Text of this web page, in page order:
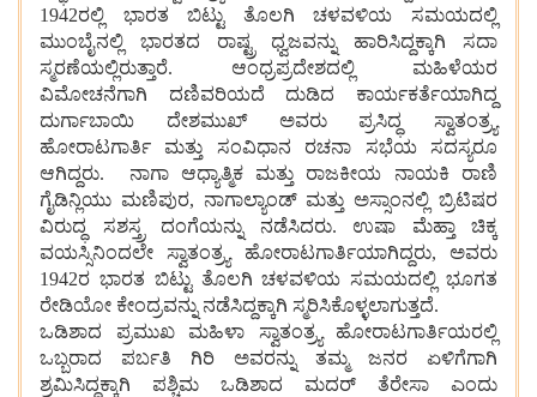
1942ರಲ್ಲಿ ಭಾರತ ಬಿಟ್ಟು ತೊಲಗಿ ಚಳವಳಿಯ ಸಮಯದಲ್ಲಿ
ಮುಂಬೈನಲ್ಲಿ ಭಾರತದ ರಾಷ್ಟ್ರ ಧ್ವಜವನ್ನು ಹಾರಿಸಿದ್ದಕ್ಕಾಗಿ ಸದಾ
ಸ್ಮರಣೆಯಲ್ಲಿರುತ್ತಾರೆ. ಆಂಧ್ರಪ್ರದೇಶದಲ್ಲಿ ಮಹಿಳೆಯರ
ವಿಮೋಚನೆಗಾಗಿ ದಣಿವರಿಯದೆ ದುಡಿದ ಕಾರ್ಯಕರ್ತೆಯಾಗಿದ್ದ
ದುರ್ಗಾಬಾಯಿ ದೇಶಮುಖ್ ಅವರು ಪ್ರಸಿದ್ಧ ಸ್ವಾತಂತ್ರ್ಯ
ಹೋರಾಟಗಾರ್ತಿ ಮತ್ತು ಸಂವಿಧಾನ ರಚನಾ ಸಭೆಯ ಸದಸ್ಯರೂ
ಆಗಿದ್ದರು. ನಾಗಾ ಆಧ್ಯಾತ್ಮಿಕ ಮತ್ತು ರಾಜಕೀಯ ನಾಯಕಿ ರಾಣಿ
ಗೈಡಿನ್ಲಿಯು ಮಣಿಪುರ, ನಾಗಾಲ್ಯಾಂಡ್ ಮತ್ತು ಅಸ್ಸಾಂನಲ್ಲಿ ಬ್ರಿಟಿಷರ
ವಿರುದ್ಧ ಸಶಸ್ತ್ರ ದಂಗೆಯನ್ನು ನಡೆಸಿದರು. ಉಷಾ ಮೆಹ್ತಾ ಚಿಕ್ಕ
ವಯಸ್ಸಿನಿಂದಲೇ ಸ್ವಾತಂತ್ರ್ಯ ಹೋರಾಟಗಾರ್ತಿಯಾಗಿದ್ದರು, ಅವರು
1942ರ ಭಾರತ ಬಿಟ್ಟು ತೊಲಗಿ ಚಳವಳಿಯ ಸಮಯದಲ್ಲಿ ಭೂಗತ
ರೇಡಿಯೋ ಕೇಂದ್ರವನ್ನು ನಡೆಸಿದ್ದಕ್ಕಾಗಿ ಸ್ಮರಿಸಿಕೊಳ್ಳಲಾಗುತ್ತದೆ.
ಒಡಿಶಾದ ಪ್ರಮುಖ ಮಹಿಳಾ ಸ್ವಾತಂತ್ರ್ಯ ಹೋರಾಟಗಾರ್ತಿಯರಲ್ಲಿ
ಒಬ್ಬರಾದ ಪರ್ಬತಿ ಗಿರಿ ಅವರನ್ನು ತಮ್ಮ ಜನರ ಏಳಿಗೆಗಾಗಿ
ಶ್ರಮಿಸಿದ್ದಕ್ಕಾಗಿ ಪಶ್ಚಿಮ ಒಡಿಶಾದ ಮದರ್ ತೆರೇಸಾ ಎಂದು